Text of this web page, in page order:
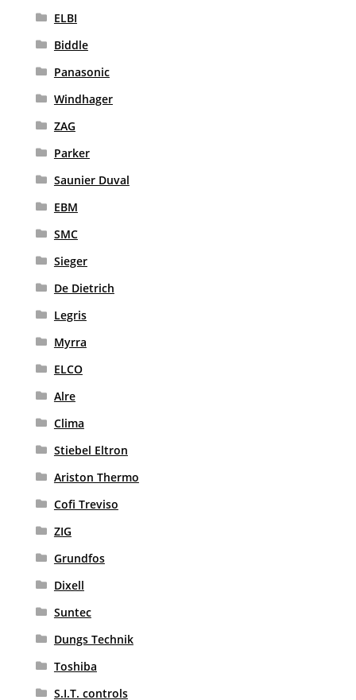
ELBI
Biddle
Panasonic
Windhager
ZAG
Parker
Saunier Duval
EBM
SMC
Sieger
De Dietrich
Legris
Myrra
ELCO
Alre
Clima
Stiebel Eltron
Ariston Thermo
Cofi Treviso
ZIG
Grundfos
Dixell
Suntec
Dungs Technik
Toshiba
S.I.T. controls